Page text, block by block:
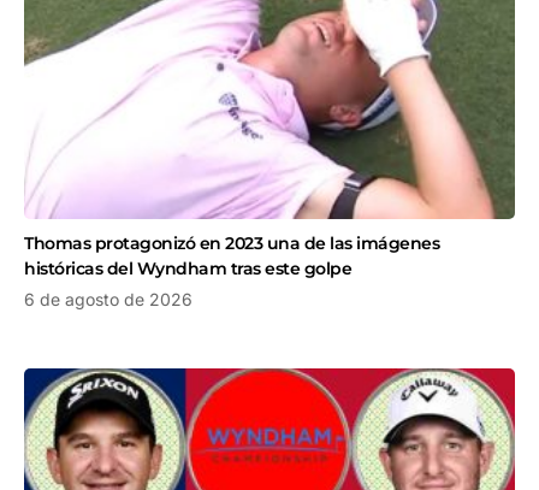
Thomas protagonizó en 2023 una de las imágenes
históricas del Wyndham tras este golpe
6 de agosto de 2026